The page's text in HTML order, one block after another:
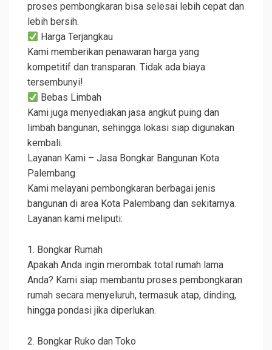
proses pembongkaran bisa selesai lebih cepat dan
lebih bersih.
Harga Terjangkau
Kami memberikan penawaran harga yang
kompetitif dan transparan. Tidak ada biaya
tersembunyi!
Bebas Limbah
Kami juga menyediakan jasa angkut puing dan
limbah bangunan, sehingga lokasi siap digunakan
kembali.
Layanan Kami – Jasa Bongkar Bangunan Kota
Palembang
Kami melayani pembongkaran berbagai jenis
bangunan di area Kota Palembang dan sekitarnya.
Layanan kami meliputi:
1. Bongkar Rumah
Apakah Anda ingin merombak total rumah lama
Anda? Kami siap membantu proses pembongkaran
rumah secara menyeluruh, termasuk atap, dinding,
hingga pondasi jika diperlukan.
2. Bongkar Ruko dan Toko